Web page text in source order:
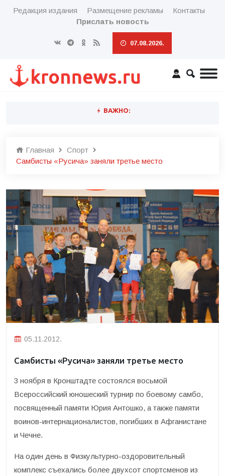
Редакция издания Размещение рекламы
Контакты
Прислать новость
07.08.2026.
ВАЖНО:
Главная
Спорт
Самбисты «Русича» заняли третье место
05.11.2012.
Самбисты «Русича» заняли третье место
3 ноября в Кронштадте состоялся восьмой
Всероссийский юношеский турнир по боевому самбо,
посвященный памяти Юрия Антошко, а также памяти
воинов-интернационалистов, погибших в Афганистане
и Чечне.
На один день в Физкультурно-оздоровительный
комплекс съехались более двухсот спортсменов из